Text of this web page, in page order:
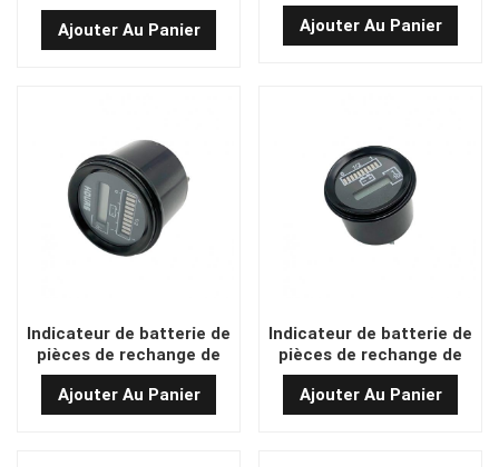
chariot élévateur
1701107004 B902C (24V)
Ajouter Au Panier
chariot élévateur OEM
2001116002 B902B
(protection à basse
Ajouter Au Panier
Indicateur de batterie de
pièces de rechange de
chariot de chariot
Ajouter Au Panier
Indicateur de batterie de
pièces de rechange de
chariot élévateur
2001116002
Ajouter Au Panier